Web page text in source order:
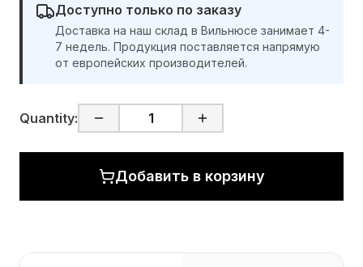
Доступно только по заказу
Доставка на наш склад в Вильнюсе занимает 4-
7 недель. Продукция поставляется напрямую
от европейских производителей.
Quantity:
Добавить в корзину